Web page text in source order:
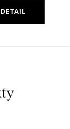
DETAIL